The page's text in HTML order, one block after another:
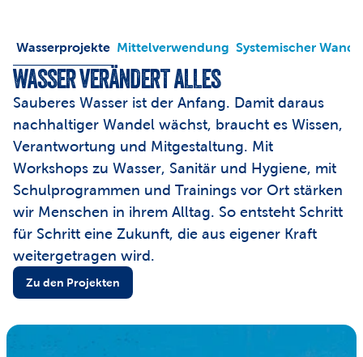
Wasserprojekte Mittelverwendung Systemischer
WASSER VERÄNDERT ALLES
Sauberes Wasser ist der Anfang. Damit daraus
nachhaltiger Wandel wächst, braucht es Wissen,
Verantwortung und Mitgestaltung. Mit
Workshops zu Wasser, Sanitär und Hygiene, mit
Schulprogrammen und Trainings vor Ort stärken
wir Menschen in ihrem Alltag. So entsteht Schritt
für Schritt eine Zukunft, die aus eigener Kraft
weitergetragen wird.
Zu den Projekten